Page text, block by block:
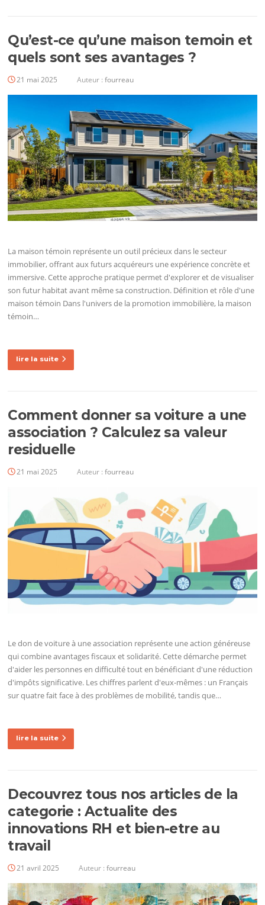
Qu’est-ce qu’une maison temoin et
quels sont ses avantages ?
21 mai 2025 Auteur :fourreau
La maison témoin représente un outil précieux dans le secteur
immobilier, offrant aux futurs acquéreurs une expérience concrète et
immersive. Cette approche pratique permet d'explorer et de visualiser
son futur habitat avant même sa construction. Définition et rôle d'une
maison témoin Dans l'univers de la promotion immobilière, la maison
témoin…
lire la suite
Comment donner sa voiture a une
association ? Calculez sa valeur
residuelle
21 mai 2025 Auteur :fourreau
Le don de voiture à une association représente une action généreuse
qui combine avantages fiscaux et solidarité. Cette démarche permet
d'aider les personnes en difficulté tout en bénéficiant d'une réduction
d'impôts significative. Les chiffres parlent d'eux-mêmes : un Français
sur quatre fait face à des problèmes de mobilité, tandis que…
lire la suite
Decouvrez tous nos articles de la
categorie : Actualite des
innovations RH et bien-etre au
travail
21 avril 2025 Auteur :fourreau